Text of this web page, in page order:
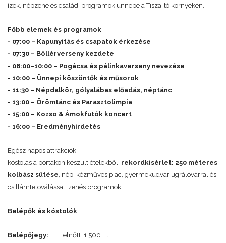
ízek, népzene és családi programok ünnepe a Tisza-tó környékén.
Főbb elemek és programok
- 07:00 – Kapunyitás és csapatok érkezése
- 07:30 – Böllérverseny kezdete
- 08:00–10:00 – Pogácsa és pálinkaverseny nevezése
- 10:00 – Ünnepi köszöntők és műsorok
- 11:30 – Népdalkör, gólyalábas előadás, néptánc
- 13:00 – Örömtánc és Parasztolimpia
- 15:00 – Kozso & Ámokfutók koncert
- 16:00 – Eredményhirdetés
Egész napos attrakciók:
kóstolás a portákon készült ételekből, rekordkísérlet: 250 méteres
kolbász sütése, népi kézműves piac, gyermekudvar ugrálóvárral és
csillámtetoválással, zenés programok.
Belépők és kóstolók
Belépőjegy:
Felnőtt: 1 500 Ft